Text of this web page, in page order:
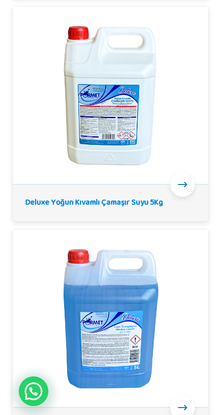
Deluxe Yoğun Kıvamlı Çamaşır Suyu 5Kg